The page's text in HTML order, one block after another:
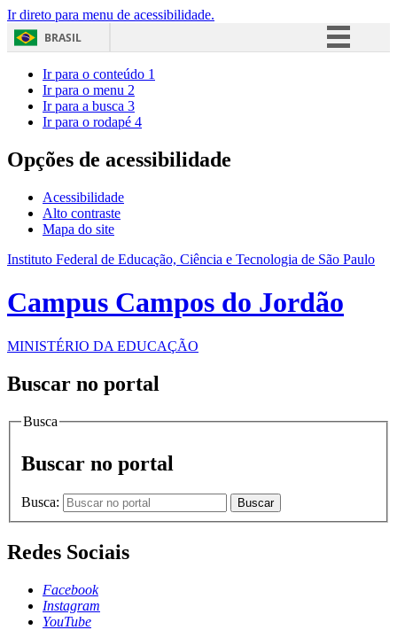
Ir direto para menu de acessibilidade.
BRASIL
Acesso à informação
Ir para o conteúdo 1
Ir para o menu 2
Ir para a busca 3
Ir para o rodapé 4
Opções de acessibilidade
Acessibilidade
Alto contraste
Mapa do site
Instituto Federal de Educação, Ciência e Tecnologia de São Paulo
Campus Campos do Jordão
MINISTÉRIO DA EDUCAÇÃO
Buscar no portal
Busca
Buscar no portal
Busca: Buscar
Redes Sociais
Facebook
Instagram
YouTube